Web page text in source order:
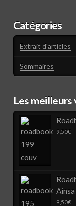
Catégories
Extrait d'articles
Sommaires
Les meilleurs
9,50€
Ainsa
9,50€